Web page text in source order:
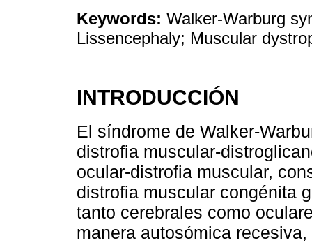
Keywords: Walker-Warburg
Lissencephaly; Muscular
INTRODUCCIÓN
El síndrome de Walker-
distrofia muscular-
ocular-distrofia muscular,
distrofia muscular congénita
tanto cerebrales como
manera autosómica